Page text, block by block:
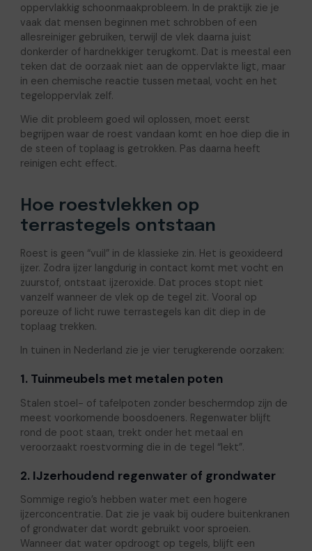
oppervlakkig schoonmaakprobleem. In de praktijk zie je
vaak dat mensen beginnen met schrobben of een
allesreiniger gebruiken, terwijl de vlek daarna juist
donkerder of hardnekkiger terugkomt. Dat is meestal een
teken dat de oorzaak niet aan de oppervlakte ligt, maar
in een chemische reactie tussen metaal, vocht en het
tegeloppervlak zelf.
Wie dit probleem goed wil oplossen, moet eerst
begrijpen waar de roest vandaan komt en hoe diep die in
de steen of toplaag is getrokken. Pas daarna heeft
reinigen echt effect.
Hoe roestvlekken op
terrastegels ontstaan
Roest is geen “vuil” in de klassieke zin. Het is geoxideerd
ijzer. Zodra ijzer langdurig in contact komt met vocht en
zuurstof, ontstaat ijzeroxide. Dat proces stopt niet
vanzelf wanneer de vlek op de tegel zit. Vooral op
poreuze of licht ruwe terrastegels kan dit diep in de
toplaag trekken.
In tuinen in Nederland zie je vier terugkerende oorzaken:
1. Tuinmeubels met metalen poten
Stalen stoel- of tafelpoten zonder beschermdop zijn de
meest voorkomende boosdoeners. Regenwater blijft
rond de poot staan, trekt onder het metaal en
veroorzaakt roestvorming die in de tegel “lekt”.
2. IJzerhoudend regenwater of grondwater
Sommige regio’s hebben water met een hogere
ijzerconcentratie. Dat zie je vaak bij oudere buitenkranen
of grondwater dat wordt gebruikt voor sproeien.
Wanneer dat water opdroogt op tegels, blijft een